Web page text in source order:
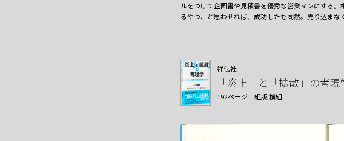
ルをつけて企画書や見積書を優秀な営業マンにする
るやつ、と思わせれば、成功したも同然。売り込まな
祥伝社
「炎上」と「拡散」の考現
192ページ 組版 横組